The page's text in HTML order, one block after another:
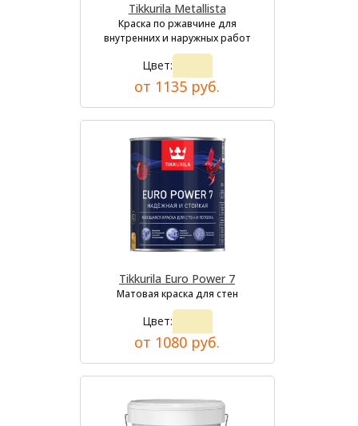
Tikkurila Metallista
Краска по ржавчине для
внутренних и наружных работ
Цвет:
от 1135 руб.
Tikkurila Euro Power 7
Матовая краска для стен
Цвет:
от 1080 руб.